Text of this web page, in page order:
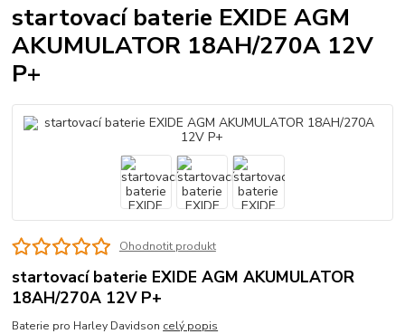
startovací baterie EXIDE AGM
AKUMULATOR 18AH/270A 12V
P+
Ohodnotit produkt
startovací baterie EXIDE AGM AKUMULATOR
18AH/270A 12V P+
Baterie pro Harley Davidson celý popis